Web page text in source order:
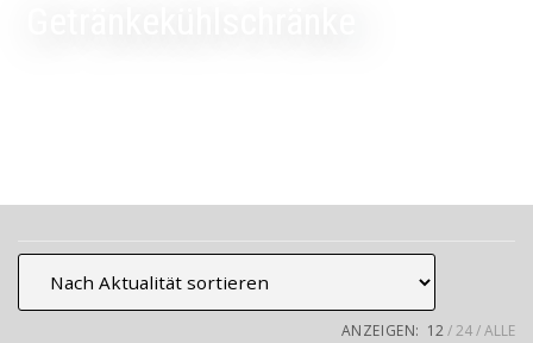
ANZEIGEN: 12 24 ALLE